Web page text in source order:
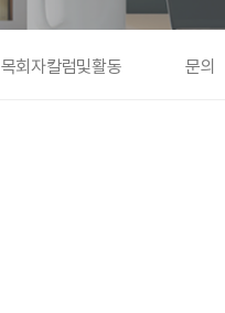
목회자칼럼및활동 문의